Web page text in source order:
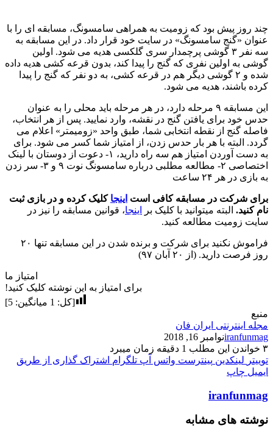
چند روز پیش بود که زومیت به همراهی سامسونگ، مسابقه ای را با
عنوان «گنج سامسونگ» در سایت خود قرار داد. در این مسابقه به
سه نفر ۳ گوشی پرچمدار سری گلکسی هدیه می شود. اولین
گوشی به اولین نفری که گنج را پیدا کند، بدون قرعه کشی هدیه داده
شده و ۲ گوشی دیگر هم در قرعه کشی، به دو نفر که گنج را پیدا
کرده باشند، هدیه می شود.
این مسابقه ۹ مرحله دارد، در هر مرحله باید محلی را به عنوان
حدس خود برای یافتن گنج در نقشه، وارد نمایید. پس از هر انتخاب،
فاصله گنج از نقطه انتخابی شما، طبق واحد «زومیمتر» اعلام می
گردد. البته با هر بار حدس زدن، از امتیاز شما کسر می شود. برای
به دست آوردن امتیاز هم سه راه دارید، ۱- دعوت از دوستان با لینک
اختصاصی ۲- مطالعه مطلبی درباره سامسونگ نوت ۹ و ۳-
سر زدن
به بازی در هر ۲۴ ساعت
برای شرکت در مسابقه کافی است اینجا کلیک کرده و در بازی ثبت
نام کنید. البته میتوانید با کلیک بر اینجا، قوانین مسابقه را نیز در
سایت زومیت مطالعه کنید.
فراموش نکنید برای شرکت و برنده شدن در این مسابقه تنها ۲۰
روز فرصت دارید. (از ۲۰ آبان ۹۷)
امتیاز ما
برای امتیاز به این نوشته کلیک کنید!
[کل: 1 میانگین: 5
]
منبع
مجله اینترنتی ایران فان
iranfunmagنوامبر 16, 2018
۳ خواندن این مطلب 1 دقیقه زمان میبرد
توییتر لینکدین پینترست واتس آپ تلگرام اشتراک گذاری از طریق
ایمیل چاپ
iranfunmag
نوشته های مشابه